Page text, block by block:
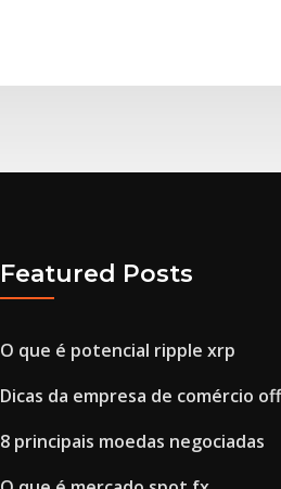
Featured Posts
O que é potencial ripple xrp
Dicas da empresa de comércio
8 principais moedas negociadas